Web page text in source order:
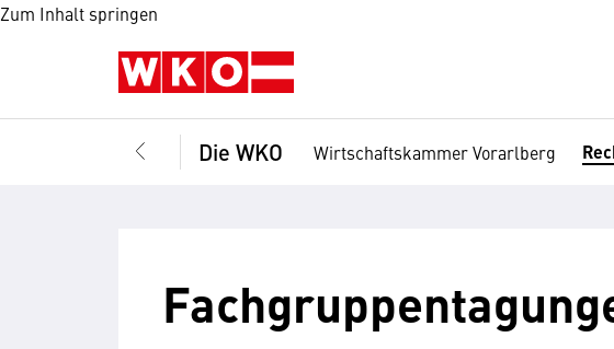
Zum Inhalt springen
Die WKO Wirtschaftskammer Vorarlberg